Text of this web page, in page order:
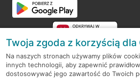
RODO
Twoja zgoda z korzyścią dla
Na naszych stronach używamy plików
innych technologii, aby zapewnić
dostosowywać jego zawartość do Twoich